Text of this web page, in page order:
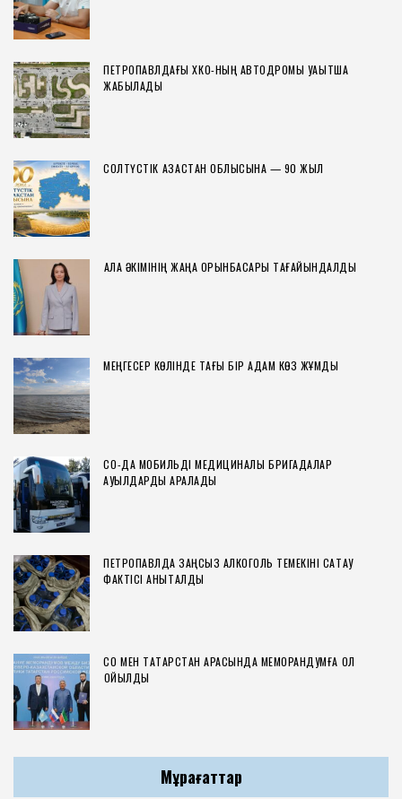
ПЕТРОПАВЛДАҒЫ ХҚКО-НЫҢ АВТОДРОМЫ УАҚЫТША
ЖАБЫЛАДЫ
СОЛТҮСТІК ҚАЗАҚСТАН ОБЛЫСЫНА — 90 ЖЫЛ
ҚАЛА ӘКІМІНІҢ ЖАҢА ОРЫНБАСАРЫ ТАҒАЙЫНДАЛДЫ
МЕҢГЕСЕР КӨЛІНДЕ ТАҒЫ БІР АДАМ КӨЗ ЖҰМДЫ
СҚО-ДА МОБИЛЬДІ МЕДИЦИНАЛЫҚ БРИГАДАЛАР
АУЫЛДАРДЫ АРАЛАДЫ
ПЕТРОПАВЛДА ЗАҢСЫЗ АЛКОГОЛЬ ТЕМЕКІНІ САҚТАУ
ФАКТІСІ АНЫҚТАЛДЫ
СҚО МЕН ТАТАРСТАН АРАСЫНДА МЕМОРАНДУМҒА ҚОЛ
ҚОЙЫЛДЫ
Мұрағаттар